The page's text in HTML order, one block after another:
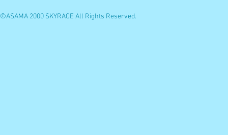
©ASAMA 2000 SKYRACE All Rights Reserved.